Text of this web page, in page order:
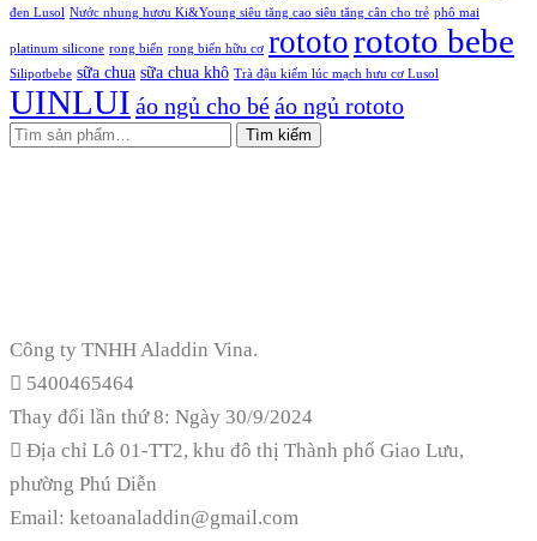
đen Lusol Nước nhung hươu Ki&Young siêu tăng cao siêu tăng cân cho trẻ phô mai
platinum silicone rong biển rong biển hữu cơ rototorototo bebe
Silipotbebe sữa chua sữa chua khô Trà đậu kiếm lúc mạch hưu cơ Lusol
UINLUI áo ngủ cho béáo ngủ rototo
Tìm
kiếm:
Tìm kiếm
Công ty TNHH Aladdin Vina.
5400465464
Thay đổi lần thứ 8: Ngày 30/9/2024
Địa chỉ Lô 01-TT2, khu đô thị Thành phố Giao Lưu,
phường Phú Diễn
Email: ketoanaladdin@gmail.com